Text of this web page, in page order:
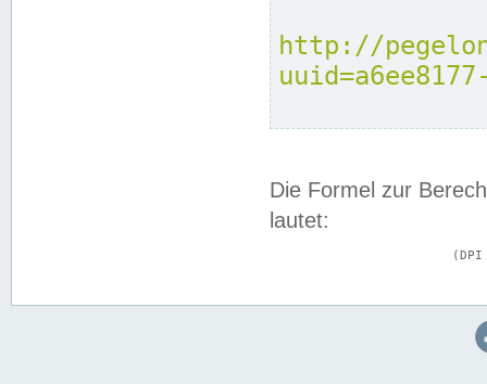
http://
Die Formel zur
lautet: